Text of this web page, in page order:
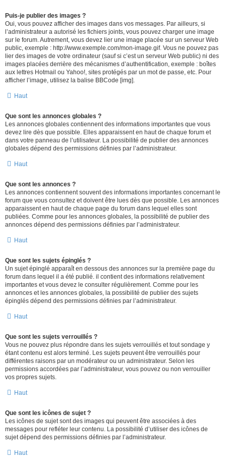
Puis-je publier des images ?
Oui, vous pouvez afficher des images dans vos messages. Par ailleurs, si
l’administrateur a autorisé les fichiers joints, vous pouvez charger une image
sur le forum. Autrement, vous devez lier une image placée sur un serveur Web
public, exemple : http://www.exemple.com/mon-image.gif. Vous ne pouvez pas
lier des images de votre ordinateur (sauf si c’est un serveur Web public) ni des
images placées derrière des mécanismes d’authentification, exemple : boîtes
aux lettres Hotmail ou Yahoo!, sites protégés par un mot de passe, etc. Pour
afficher l’image, utilisez la balise BBCode [img].
Haut
Que sont les annonces globales ?
Les annonces globales contiennent des informations importantes que vous
devez lire dès que possible. Elles apparaissent en haut de chaque forum et
dans votre panneau de l’utilisateur. La possibilité de publier des annonces
globales dépend des permissions définies par l’administrateur.
Haut
Que sont les annonces ?
Les annonces contiennent souvent des informations importantes concernant le
forum que vous consultez et doivent être lues dès que possible. Les annonces
apparaissent en haut de chaque page du forum dans lequel elles sont
publiées. Comme pour les annonces globales, la possibilité de publier des
annonces dépend des permissions définies par l’administrateur.
Haut
Que sont les sujets épinglés ?
Un sujet épinglé apparaît en dessous des annonces sur la première page du
forum dans lequel il a été publié. il contient des informations relativement
importantes et vous devez le consulter régulièrement. Comme pour les
annonces et les annonces globales, la possibilité de publier des sujets
épinglés dépend des permissions définies par l’administrateur.
Haut
Que sont les sujets verrouillés ?
Vous ne pouvez plus répondre dans les sujets verrouillés et tout sondage y
étant contenu est alors terminé. Les sujets peuvent être verrouillés pour
différentes raisons par un modérateur ou un administrateur. Selon les
permissions accordées par l’administrateur, vous pouvez ou non verrouiller
vos propres sujets.
Haut
Que sont les icônes de sujet ?
Les icônes de sujet sont des images qui peuvent être associées à des
messages pour refléter leur contenu. La possibilité d’utiliser des icônes de
sujet dépend des permissions définies par l’administrateur.
Haut